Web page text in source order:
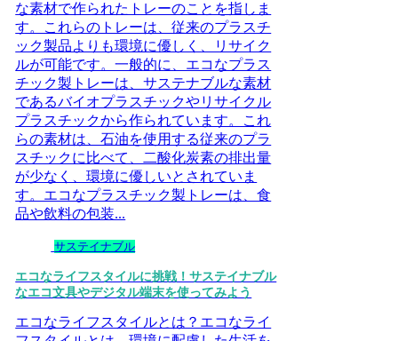
な素材で作られたトレーのことを指しま
す。これらのトレーは、従来のプラスチ
ック製品よりも環境に優しく、リサイク
ルが可能です。一般的に、エコなプラス
チック製トレーは、サステナブルな素材
であるバイオプラスチックやリサイクル
プラスチックから作られています。これ
らの素材は、石油を使用する従来のプラ
スチックに比べて、二酸化炭素の排出量
が少なく、環境に優しいとされていま
す。エコなプラスチック製トレーは、食
品や飲料の包装...
サステイナブル
エコなライフスタイルに挑戦！サステイナブル
なエコ文具やデジタル端末を使ってみよう
エコなライフスタイルとは？エコなライ